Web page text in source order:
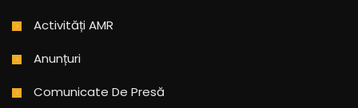
Activități AMR
Anunțuri
Comunicate De Presă